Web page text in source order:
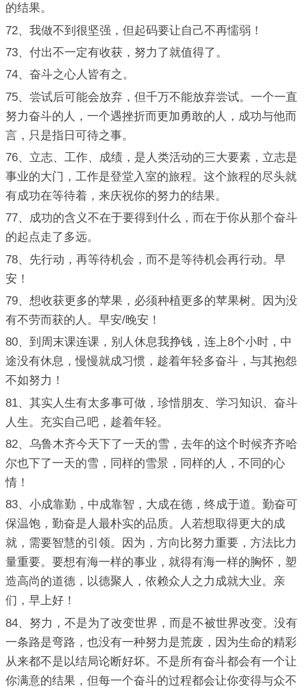
的结果。
72、我做不到很坚强，但起码要让自己不再懦弱！
73、付出不一定有收获，努力了就值得了。
74、奋斗之心人皆有之。
75、尝试后可能会放弃，但千万不能放弃尝试。一个一直
努力奋斗的人，一个遇挫折而更加勇敢的人，成功与他而
言，只是指日可待之事。
76、立志、工作、成绩，是人类活动的三大要素，立志是
事业的大门，工作是登堂入室的旅程。这个旅程的尽头就
有成功在等待着，来庆祝你的努力的结果。
77、成功的含义不在于要得到什么，而在于你从那个奋斗
的起点走了多远。
78、先行动，再等待机会，而不是等待机会再行动。早
安！
79、想收获更多的苹果，必须种植更多的苹果树。因为没
有不劳而获的人。早安/晚安！
80、到周末课连课，别人休息我挣钱，连上8个小时，中
途没有休息，慢慢就成习惯，趁着年轻多奋斗，与其抱怨
不如努力！
81、其实人生有太多事可做，珍惜朋友、学习知识、奋斗
人生。充实自己吧，趁着年轻。
82、乌鲁木齐今天下了一天的雪，去年的这个时候齐齐哈
尔也下了一天的雪，同样的雪景，同样的人，不同的心
情！
83、小成靠勤，中成靠智，大成在德，终成于道。勤奋可
保温饱，勤奋是人最朴实的品质。人若想取得更大的成
就，需要智慧的引领。因为，方向比努力重要，方法比力
量重要。要想有海一样的事业，就得有海一样的胸怀，塑
造高尚的道德，以德聚人，依赖众人之力成就大业。亲
们，早上好！
84、努力，不是为了改变世界，而是不被世界改变。没有
一条路是弯路，也没有一种努力是荒废，因为生命的精彩
从来都不是以结局论断好坏。不是所有奋斗都会有一个让
你满意的结果，但每一个奋斗的过程都会让你变得与众不